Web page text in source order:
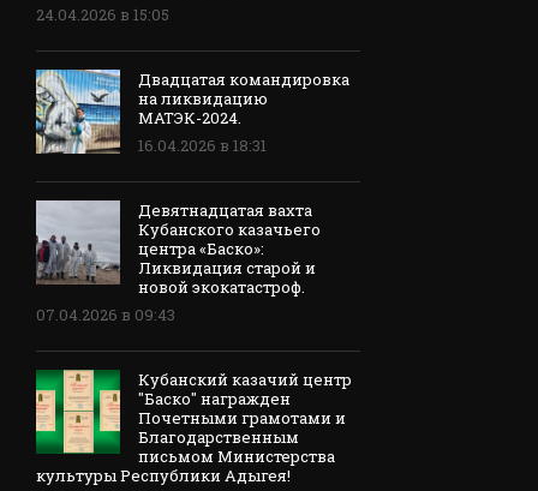
24.04.2026 в 15:05
Двадцатая командировка
на ликвидацию
МАТЭК-2024.
16.04.2026 в 18:31
Девятнадцатая вахта
Кубанского казачьего
центра «Баско»:
Ликвидация старой и
новой экокатастроф.
07.04.2026 в 09:43
Кубанский казачий центр
"Баско" награжден
Почетными грамотами и
Благодарственным
письмом Министерства
культуры Республики Адыгея!